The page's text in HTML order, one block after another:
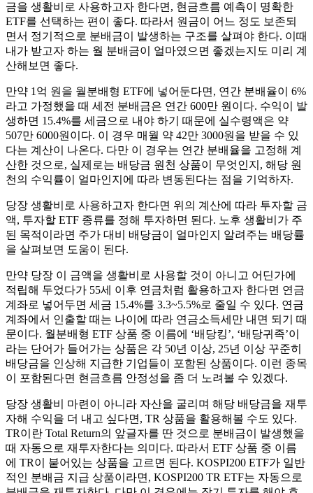
금을 생활비로 사용하고자 한다면, 현금흐름 예측이 명확한
ETF를 선택하는 편이 좋다. 따라서 원금이 어느 정도 보존되
면서 정기적으로 분배금이 발생하는 구조를 살펴야 한다. 이때
내가 받고자 하는 월 분배금이 얼마였으면 좋겠는지도 미리 계
산해보면 좋다.
만약 1억 원을 월분배형 ETF에 넣어둔다면, 연간 분배율이 6%
라고 가정했을 때 세전 분배금은 연간 600만 원이다. 수익이 발
생하면 15.4%를 세금으로 내야 하기 때문에 실수령액은 약
507만 6000원이다. 이 경우 매월 약 42만 3000원을 받을 수 있
다는 계산이 나온다. 다만 이 경우는 연간 분배율을 고정해 계
산한 것으로, 실제로는 배당금 원천 상품이 무엇인지, 해당 원
천의 수익률이 얼마인지에 따라 변동된다는 점을 기억하자.
당장 생활비로 사용하고자 한다면 위의 계산에 따라 투자할 금
액, 투자할 ETF 종류를 정해 투자하면 된다. 노후 생활비가 주
된 목적이라면 주가 대비 배당금이 얼마인지 알려주는 배당률
을 살펴보면 도움이 된다.
만약 당장 이 금액을 생활비로 사용할 것이 아니고 어딘가에
적립해 두었다가 55세 이후 연금처럼 활용하고자 한다면 연금
계좌로 넣어두면 세금 15.4%를 3.3~5.5%로 줄일 수 있다. 연금
계좌에서 인출할 때는 나이에 따라 연금소득세만 내면 되기 때
문이다. 월분배형 ETF 상품 중 이름에 ‘배당킹’, ‘배당귀족’이
라는 단어가 들어가는 상품은 각 50년 이상, 25년 이상 꾸준히
배당금을 인상해 지급한 기업들이 포함된 상품이다. 이런 종목
이 포함된다면 현금흐름 안정성을 좀 더 노려볼 수 있겠다.
당장 생활비 마련이 아니라 자산을 굴리며 해당 배당금을 재투
자해 수익을 더 내고 싶다면, TR 상품을 활용해볼 수도 있다.
TR이란 Total Return의 앞글자를 딴 것으로 분배금이 발생했을
때 자동으로 재투자한다는 의미다. 따라서 ETF 상품 중 이름
에 TR이 붙어있는 상품을 고르면 된다. KOSPI200 ETF가 일반
적인 분배금 지급 상품이라면, KOSPI200 TR ETF는 자동으로